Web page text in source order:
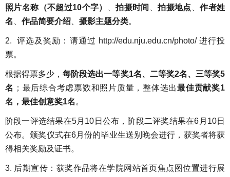
照片名称（不超过10个字） 、拍摄时间 、拍摄地点 、作者姓
名
作品简要介绍 摄影主题分类。
2. 评选及奖励：请通过 http://edu.nju.edu.cn/photo/进行投
票。
根据得票多少，每阶段选出一等奖1名、二等奖2名、三等奖5
名 ；最后综合考虑票数和照片质量，整体选出最佳贡献奖1
名，最佳创意奖1名 。
阶段一评选结果在5月10日公布，阶段二评奖结果在6月10日
公布。颁奖仪式在6月份的毕业生送别晚会进行，获奖者将获
得相关奖励及证书。
3. 后期宣传：获奖作品将在学院网站首页焦点图位置进行展